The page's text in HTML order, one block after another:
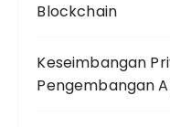
Blockchain
Keseimbangan
Pengembangan